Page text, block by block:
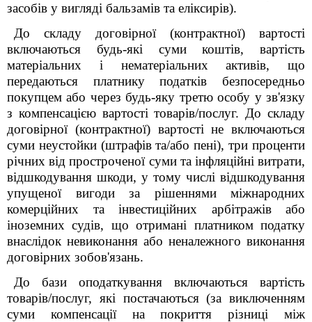
засобів у вигляді бальзамів та еліксирів).
До складу договірної (контрактної) вартості
включаються будь-які суми коштів, вартість
матеріальних і нематеріальних активів, що
передаються платнику податків безпосередньо
покупцем або через будь-яку третю особу у зв'язку
з компенсацією вартості товарів/послуг. До складу
договірної (контрактної) вартості не включаються
суми неустойки (штрафів та/або пені), три проценти
річних від простроченої суми та інфляційні витрати,
відшкодування шкоди, у тому числі відшкодування
упущеної вигоди за рішеннями міжнародних
комерційних та інвестиційних арбітражів або
іноземних судів, що отримані платником податку
внаслідок невиконання або неналежного виконання
договірних зобов'язань.
До бази оподаткування включаються вартість
товарів/послуг, які постачаються (за виключенням
суми компенсації на покриття різниці між